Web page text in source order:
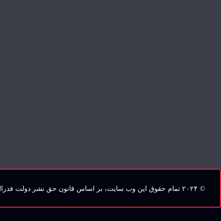
© ۲۰۲۴ تمام حقوق این وب‌ سایت، بر اساس قانون حق نشر دولت فدرال کانادا، برای